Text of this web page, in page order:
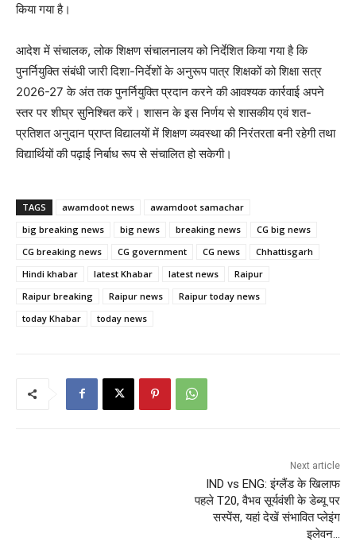
किया गया है।
आदेश में संचालक, लोक शिक्षण संचालनालय को निर्देशित किया गया है कि
पुनर्नियुक्ति संबंधी जारी दिशा-निर्देशों के अनुरूप पात्र शिक्षकों को शिक्षा सत्र
2026-27 के अंत तक पुनर्नियुक्ति प्रदान करने की आवश्यक कार्रवाई अपने
स्तर पर शीघ्र सुनिश्चित करें। शासन के इस निर्णय से शासकीय एवं शत-
प्रतिशत अनुदान प्राप्त विद्यालयों में शिक्षण व्यवस्था की निरंतरता बनी रहेगी तथा
विद्यार्थियों की पढ़ाई निर्बाध रूप से संचालित हो सकेगी।
TAGS awamdoot news
awamdoot samachar
big breaking news
big news breaking news
CG big news
CG breaking news
CG government CG news
Chhattisgarh
Hindi khabar
latest Khabar latest news
Raipur
Raipur breaking
Raipur news
Raipur today news
today Khabar
today news
Next article
IND vs ENG: इंग्लैंड के खिलाफ
पहले T20, वैभव सूर्यवंशी के डेब्यू पर
सस्पेंस, यहां देखें संभावित प्लेइंग
इलेवन…